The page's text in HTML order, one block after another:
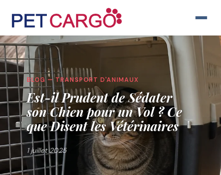
BLOG — TRANSPORT D'ANIMAUX
Est-il Prudent de Sédater
son Chien pour un Vol ? Ce
que Disent les Vétérinaires
1 juillet 2025